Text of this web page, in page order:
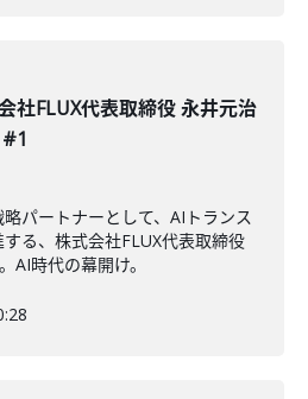
社FLUX代表取締役 永井元治
パートナーとして、AIトランス
る、株式会社FLUX代表取締役
AI時代の幕開け。